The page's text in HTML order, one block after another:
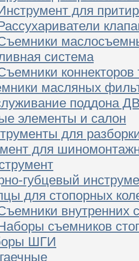
для
система
масляных
поддона
элементы и салон
для
для
губцевый
для стопорных
внутренних
съемников
ШГИ